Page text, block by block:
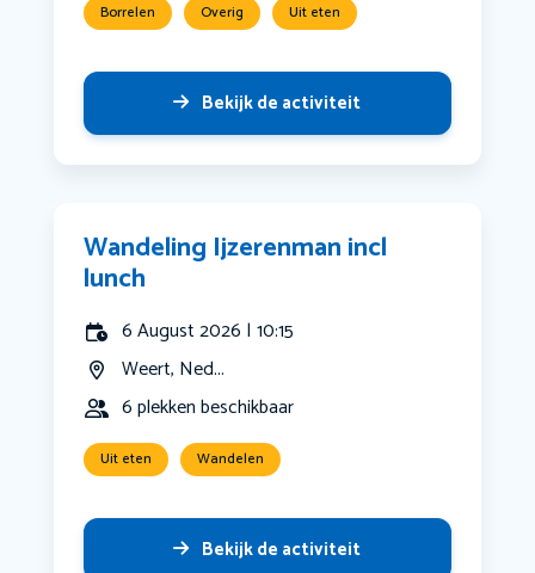
Borrelen Overig Uit eten
Bekijk de activiteit
Wandeling Ijzerenman incl
lunch
6 August 2026 | 10:15
Weert, Ned...
6 plekken beschikbaar
Uit eten Wandelen
Bekijk de activiteit